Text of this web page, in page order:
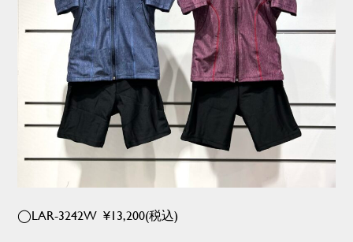
◯LAR-3242W ¥13,200(税込)